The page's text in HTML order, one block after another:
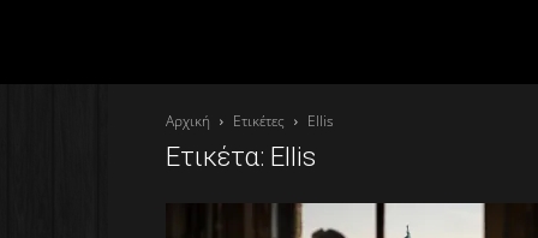
Αρχική Ετικέτες Ellis
Ετικέτα: Ellis